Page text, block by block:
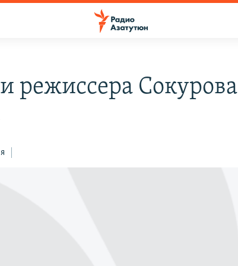
режиссера Сокурова